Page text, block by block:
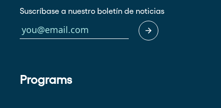
Suscríbase a nuestro boletín de noticias
Programs